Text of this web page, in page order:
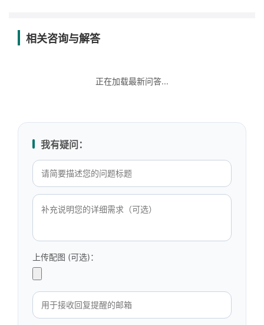
相关咨询与解答
正在加载最新问答...
我有疑问：
上传配图 (可选)：